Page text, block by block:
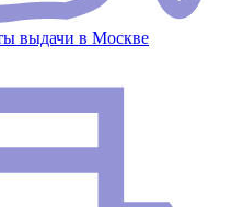
выдачи в Москве